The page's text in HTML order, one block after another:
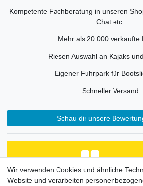
Kompetente Fachberatung in unseren
Chat etc.
Mehr als 20.000 verkaufte
Riesen Auswahl an Kajaks
Eigener Fuhrpark für
Schneller Versand
Schau dir unsere
Alles bestens
Wir verwenden Cookies und ähnliche
Website und verarbeiten